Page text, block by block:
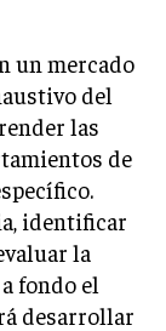
WEB SEO
un mercado
del
las
de
identificar
la
fondo el
desarrollar